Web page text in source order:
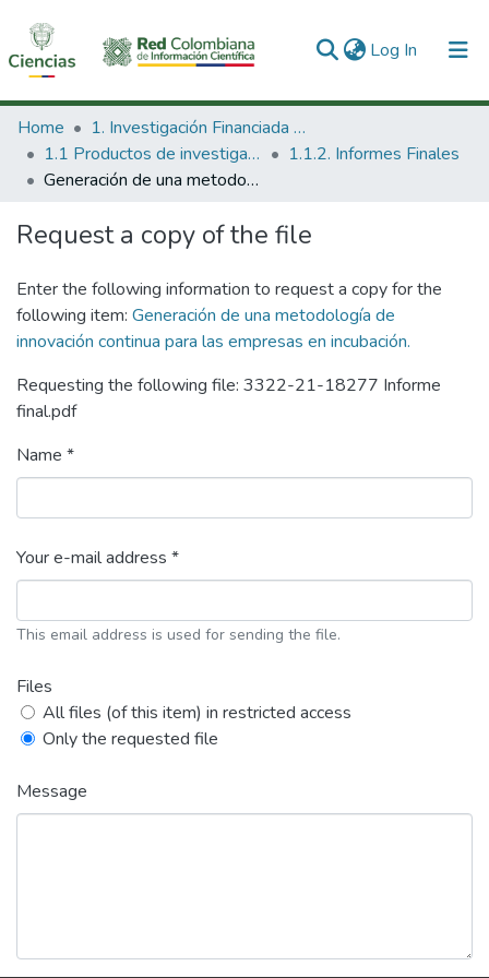
Log In (current)
Communities & Collections
All of DSpace
Home
1. Investigación Financiada con Recursos Públicos
1.1 Productos de investigación
1.1.2. Informes Finales
Generación de una metodología de innovación continua para las empresas en incubación.
Request a copy of the file
Enter the following information to request a copy for the
following item: Generación de una metodología de
innovación continua para las empresas en incubación.
Requesting the following file: 3322-21-18277 Informe
final.pdf
Name *
Your e-mail address *
This email address is used for sending the file.
Files
All files (of this item) in restricted access
Only the requested file
Message